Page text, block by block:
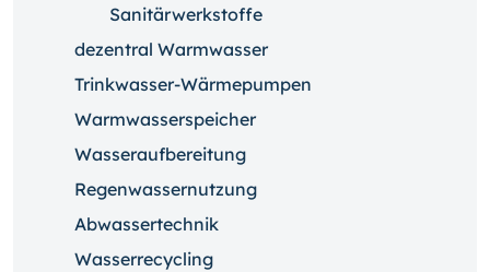
Sanitärwerkstoffe
dezentral Warmwasser
Trinkwasser-Wärmepumpen
Warmwasserspeicher
Wasseraufbereitung
Regenwassernutzung
Abwassertechnik
Wasserrecycling